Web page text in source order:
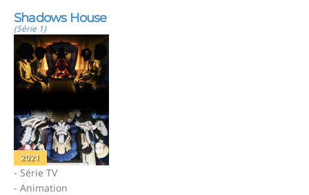
Shadows House
(Série 1)
2021
- Série TV
- Animation